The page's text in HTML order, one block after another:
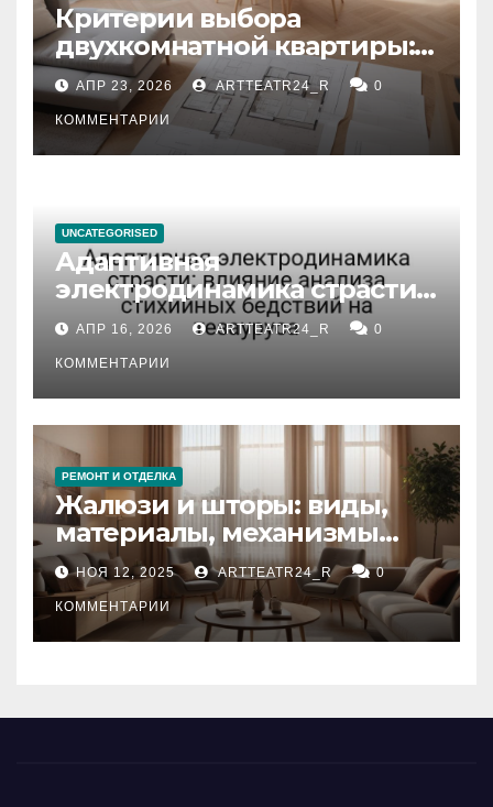
Критерии выбора
двухкомнатной квартиры:
планировка, площадь,
состояние и документация
АПР 23, 2026 ARTTEATR24_R 0
КОММЕНТАРИИ
UNCATEGORISED
Адаптивная
электродинамика страсти:
влияние анализа
стихийных бедствий на
тезауруса
АПР 16, 2026 ARTTEATR24_R 0
КОММЕНТАРИИ
РЕМОНТ И ОТДЕЛКА
Жалюзи и шторы: виды,
материалы, механизмы
управления и уход
НОЯ 12, 2025 ARTTEATR24_R 0
КОММЕНТАРИИ